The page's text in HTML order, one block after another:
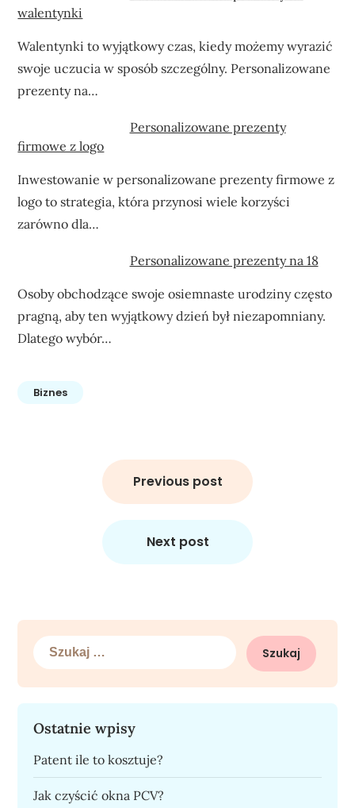
walentynki
Walentynki to wyjątkowy czas, kiedy możemy wyrazić
swoje uczucia w sposób szczególny. Personalizowane
prezenty na…
Personalizowane prezenty
firmowe z logo
Inwestowanie w personalizowane prezenty firmowe z
logo to strategia, która przynosi wiele korzyści
zarówno dla…
Personalizowane prezenty na 18
Osoby obchodzące swoje osiemnaste urodziny często
pragną, aby ten wyjątkowy dzień był niezapomniany.
Dlatego wybór…
Biznes
Previous post
Next post
Szukaj:
Ostatnie wpisy
Patent ile to kosztuje?
Jak czyścić okna PCV?